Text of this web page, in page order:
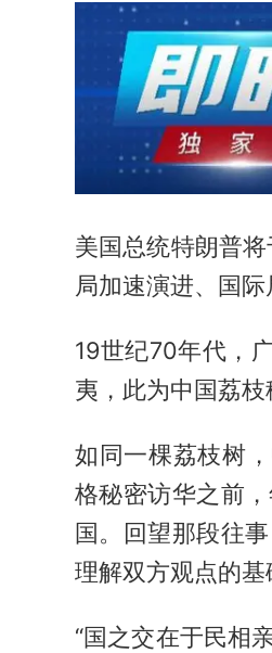
美国总统特朗普
局加速演进、国
19世纪70年代，
夷，此为中国荔枝
如同一棵荔枝树
格秘密访华之前
国。回望那段往
理解双方观点的基
“国之交在于民相